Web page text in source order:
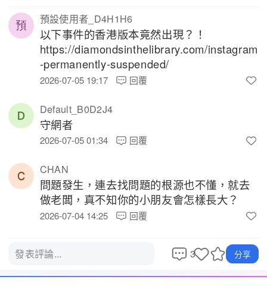
預設使用者_D4H1H6
以下事件的香港版本竟然出現？！
https://diamondsinthelibrary.com/instagram
-permanently-suspended/
2026-07-05 19:17 回覆
Default_B0D2J4
守網者
2026-07-05 01:34 回覆
CHAN
問題發生，連去找問題的根源也不懂，就去
做老闆，真不知你的小朋友會怎樣長大？
2026-07-04 14:25 回覆
發表評論... 3 分享